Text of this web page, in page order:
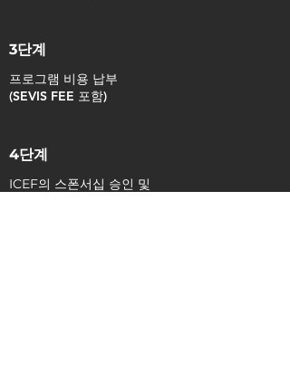
3단계
프로그램 비용 납부
(SEVIS FEE 포함)
4단계
ICEF의 스폰서십 승인 및